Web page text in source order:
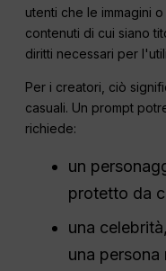
utenti che le immagini
contenuti di cui siano
diritti necessari per
Per i creatori, ciò
casuali. Un prompt
richiede:
un
protetto da
una
una persona